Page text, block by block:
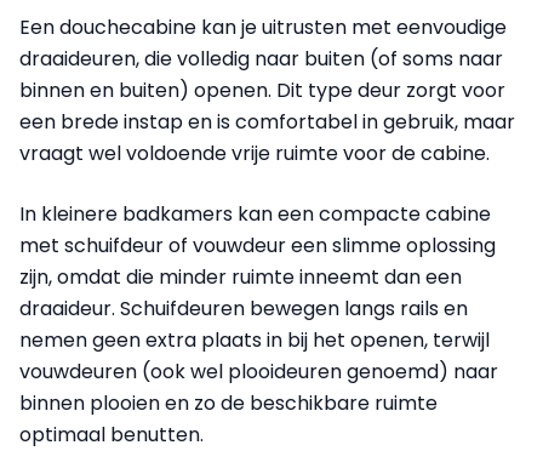
Een douchecabine kan je uitrusten met eenvoudige
draaideuren, die volledig naar buiten (of soms naar
binnen en buiten) openen. Dit type deur zorgt voor
een brede instap en is comfortabel in gebruik, maar
vraagt wel voldoende vrije ruimte voor de cabine.
In kleinere badkamers kan een compacte cabine
met schuifdeur of vouwdeur een slimme oplossing
zijn, omdat die minder ruimte inneemt dan een
draaideur. Schuifdeuren bewegen langs rails en
nemen geen extra plaats in bij het openen, terwijl
vouwdeuren (ook wel plooideuren genoemd) naar
binnen plooien en zo de beschikbare ruimte
optimaal benutten.